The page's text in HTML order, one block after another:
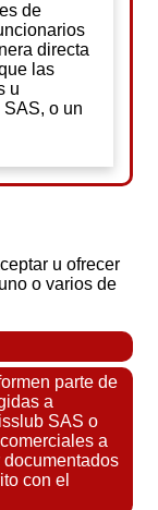
de
directa
las
u
o un
u ofrecer
o varios de
parte de
a
SAS o
a
con el